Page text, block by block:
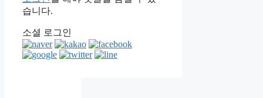
습니다.
소셜 로그인